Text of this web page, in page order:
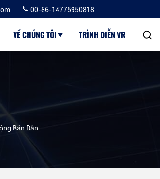
00-86-14775950818
VỀ CHÚNG TÔI TRÌNH DIỄN VR
Bán Dẫn